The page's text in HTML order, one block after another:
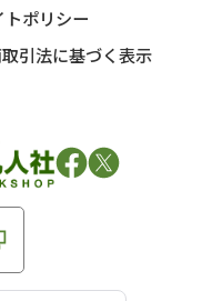
トポリシー
引法に基づく表示